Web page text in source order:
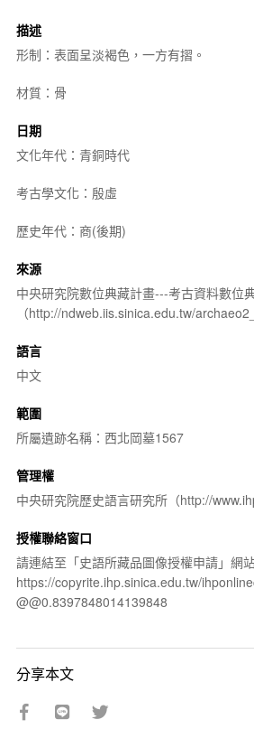
描述
形制：表面呈淡褐色，一方有摺。
材質：骨
日期
文化年代：青銅時代
考古學文化：殷虛
歷史年代：商(後期)
來源
中央研究院數位典藏計畫---考古資料數位
（http://ndweb.iis.sinica.edu.tw/
語言
中文
範圍
所屬遺跡名稱：西北岡墓1567
管理權
中央研究院歷史語言研究所（http://
授權聯絡窗口
請連結至「史語所藏品圖像授權申請」網
https://copyrite.ihp.sinica.edu.tw/
@@0.8397848014139848
分享本文